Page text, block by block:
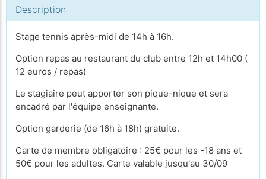
Description
Stage tennis après-midi de 14h à 16h.
Option repas au restaurant du club entre 12h et 14h00 (
12 euros / repas)
Le stagiaire peut apporter son pique-nique et sera
encadré par l'équipe enseignante.
Option garderie (de 16h à 18h) gratuite.
Carte de membre obligatoire : 25€ pour les -18 ans et
50€ pour les adultes. Carte valable jusqu'au 30/09